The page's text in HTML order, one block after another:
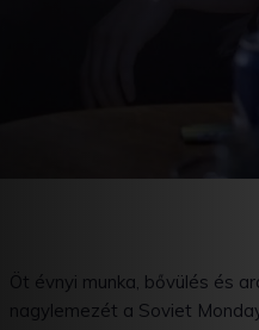
Öt évnyi munka, bővülés és
nagylemezét a Soviet